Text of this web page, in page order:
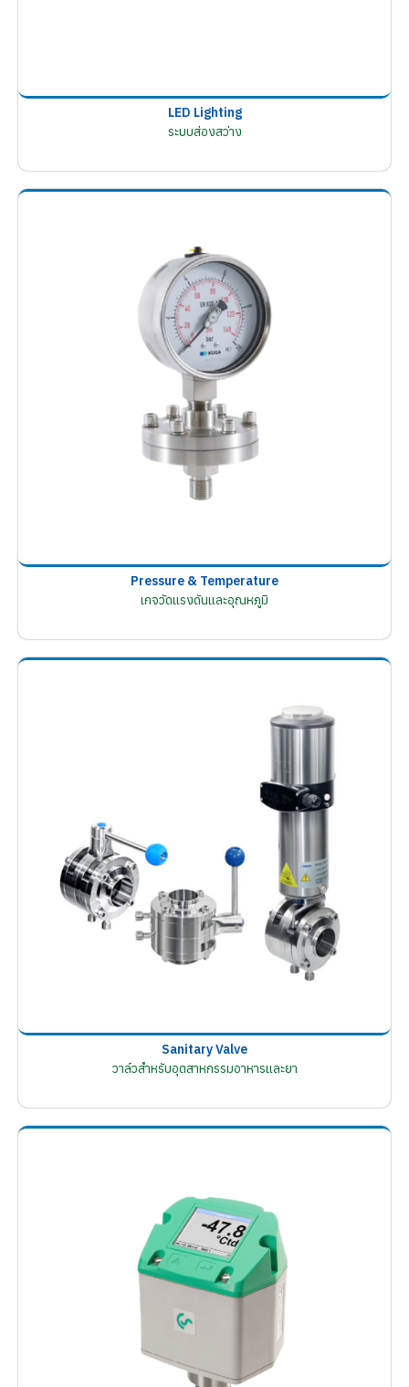
LED Lighting
ระบบส่องสว่าง
Pressure & Temperature
เกจวัดแรงดันและอุณหภูมิ
Sanitary Valve
วาล์วสำหรับอุตสาหกรรมอาหารและยา